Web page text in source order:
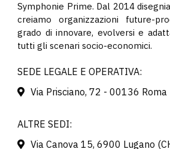
Symphonie Prime. Dal 2014
creiamo organizzazioni future-
grado di innovare, evolversi e
tutti gli scenari socio-economici.
SEDE LEGALE E OPERATIVA:
Via Prisciano, 72 - 00136 Roma
ALTRE SEDI:
Via Canova 15, 6900 Lugano